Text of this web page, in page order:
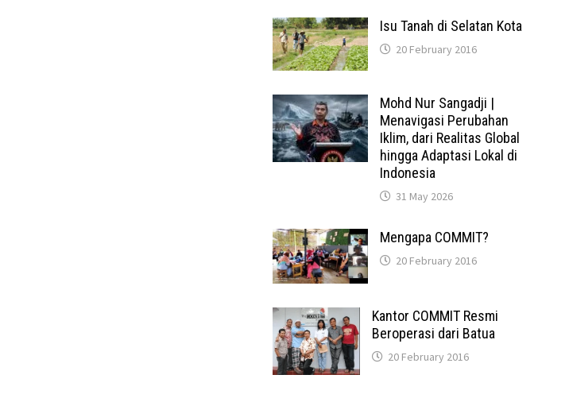
Isu Tanah di Selatan Kota
20 February 2016
Mohd Nur Sangadji |
Menavigasi Perubahan
Iklim, dari Realitas Global
hingga Adaptasi Lokal di
Indonesia
31 May 2026
Mengapa COMMIT?
20 February 2016
Kantor COMMIT Resmi
Beroperasi dari Batua
20 February 2016